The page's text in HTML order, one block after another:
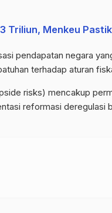
Triliun, Menkeu
pendapatan negara
terhadap aturan
risks) mencakup
reformasi deregulasi